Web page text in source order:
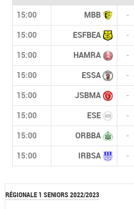
15:00 MBB -
15:00 ESFBEA -
15:00 HAMRA -
15:00 ESSA -
15:00 JSBMA -
15:00 ESE -
15:00 ORBBA -
15:00 IRBSA -
RÉGIONALE 1 SENIORS 2022/2023